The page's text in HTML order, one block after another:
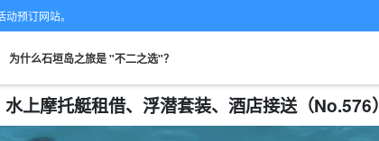
预订网站。
为什么石垣岛之旅是 "不二之选"？
上摩托艇租借、浮潜套装、酒店接送（No.576）